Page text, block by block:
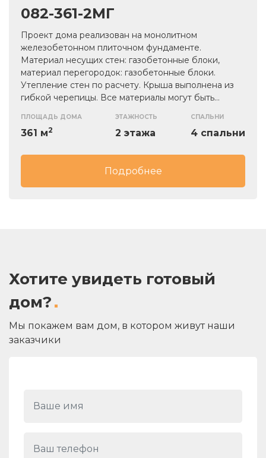
082-361-2МГ
Проект дома реализован на монолитном
железобетонном плиточном фундаменте.
Материал несущих стен: газобетонные блоки,
материал перегородок: газобетонные блоки.
Утепление стен по расчету. Крыша выполнена из
гибкой черепицы. Все материалы могут быть
ПЛОЩАДЬ ДОМА
361 м2
ЭТАЖНОСТЬ
2 этажа
СПАЛЬНИ
4 спальни
Подробнее
Хотите увидеть готовый
дом?
Мы покажем вам дом, в котором живут наши
заказчики